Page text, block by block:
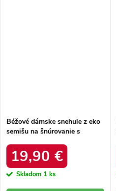
Béžové dámske snehule z eko
semišu na šnúrovanie s
produktu C3016 BEIGE
19,90 €
Skladom 1 ks